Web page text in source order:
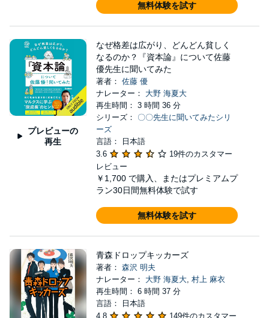
無料体験を試す
プレビューの
再生
なぜ格差は広がり、どんどん貧しく
なるのか？『資本論』について佐藤
優先生に聞いてみた
著者： 佐藤 優
ナレーター： 大野 海夏大
再生時間： 3 時間 36 分
シリーズ： 〇〇先生に聞いてみたシリ
ーズ
言語： 日本語
3.6
19件のカスタマー
レビュー
￥1,700 で購入、またはプレミアムプ
ラン30日間無料体験で試す
無料体験を試す
青森ドロップキッカーズ
著者： 森沢 明夫
ナレーター： 大野 海夏大, 村上 麻衣
再生時間： 6 時間 37 分
言語： 日本語
4.8
149件のカスタマー